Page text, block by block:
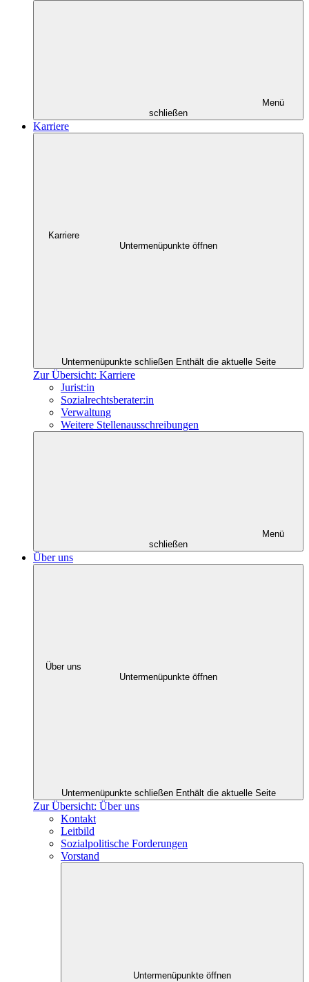
Menü
schließen
Karriere
Karriere
Untermenüpunkte öffnen
Untermenüpunkte schließen Enthält die aktuelle Seite
Zur Übersicht: Karriere
Jurist:in
Sozialrechtsberater:in
Verwaltung
Weitere Stellenausschreibungen
Menü
schließen
Über uns
Über uns
Untermenüpunkte öffnen
Untermenüpunkte schließen Enthält die aktuelle Seite
Zur Übersicht: Über uns
Kontakt
Leitbild
Sozialpolitische Forderungen
Vorstand
Untermenüpunkte öffnen